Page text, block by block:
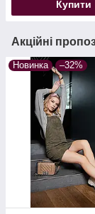
Купити
Акційні
Новинка –32%